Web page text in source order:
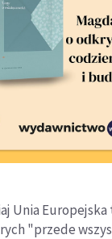
Unia
"przede